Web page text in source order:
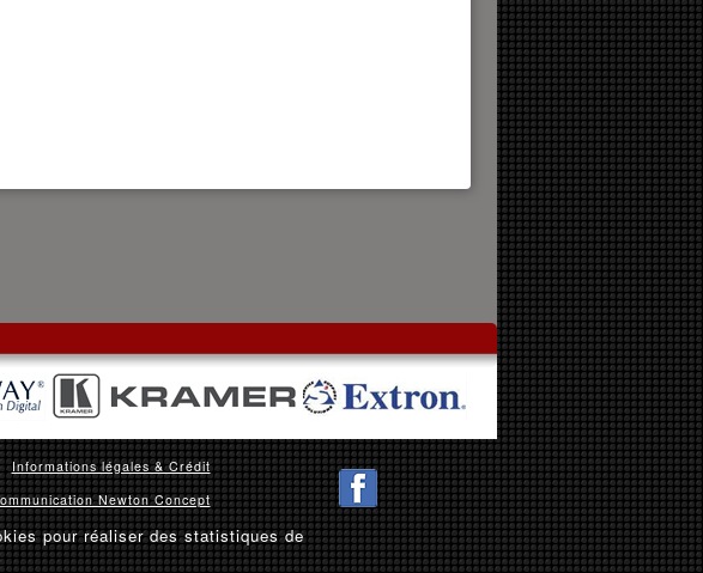
Informations légales & Crédit
Newton Concept
pour réaliser des statistiques de